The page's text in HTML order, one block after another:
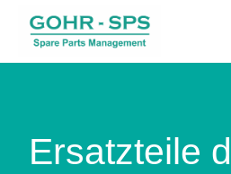
Ersatzteile